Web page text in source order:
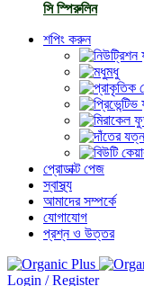
সি স্পিরুলিন
শপিং করুন
মধু
প্রোডাক্ট পেজ
স্বাস্থ্য
আমাদের সম্পর্কে
যোগাযোগ
প্রশ্ন ও উত্তর
Login / Register